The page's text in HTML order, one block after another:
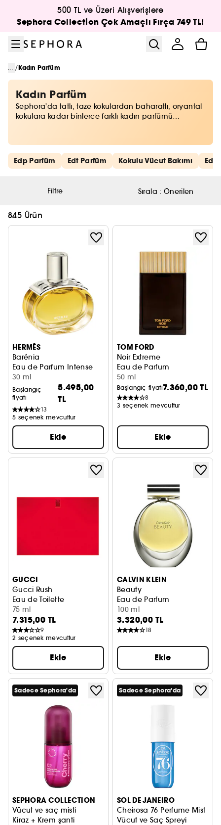
Ana içeriğe git
Alt bilgiye git
500 TL ve Üzeri Alışverişlere
Sephora Collection Çok Amaçlı Fırça 749 TL!
... /Kadın Parfüm
Kadın Parfüm
Sephora'da tatlı, taze kokulardan baharatlı, oryantal
kokulara kadar binlerce farklı kadın parfümü
göre farklı kadın parfümlerini tercih edebilirsiniz.
Hızlı bağlantıları atla
Edp Parfüm Edt Parfüm Kokulu Vücut Bakımı Edc
Filtre Sırala : Önerilen
845 Ürün
HERMÈS
Barénia
Eau de Parfum Intense
30 ml
Başlangıç
fiyatı
5.495,00
TL
13
5 seçenek mevcuttur
Ekle
TOM FORD
Noir Extreme
Eau de Parfum
50 ml
Başlangıç fiyatı7.360,00 TL
8
3 seçenek mevcuttur
Ekle
GUCCI
Gucci Rush
Eau de Toilette
75 ml
7.315,00 TL
9
2 seçenek mevcuttur
Ekle
CALVIN KLEIN
Beauty
Eau de Parfum
100 ml
3.320,00 TL
18
Ekle
Sadece Sephora'da
SEPHORA COLLECTION
Vücut ve saç misti
Kiraz + Krem şanti
Sadece Sephora'da
SOL DE JANEIRO
Cheirosa 76 Perfume Mist
Vücut ve Saç Spreyi